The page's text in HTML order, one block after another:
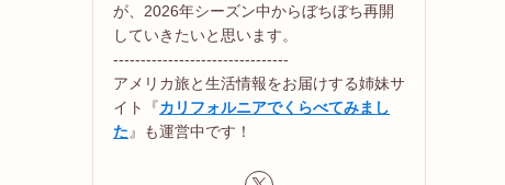
が、2026年シーズン中からぼちぼち再開
していきたいと思います。
--------------------------------
アメリカ旅と生活情報をお届けする姉妹サ
イト『カリフォルニアでくらべてみまし
た 』も運営中です！